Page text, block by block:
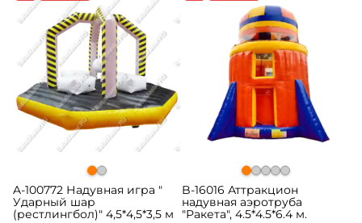
A-100772 Надувная игра "
Ударный шар
(рестлингбол)" 4,5*4,5*3,5 м
B-16016 Аттракцион
надувная аэротруба
"Ракета", 4.5*4.5*6.4 м.